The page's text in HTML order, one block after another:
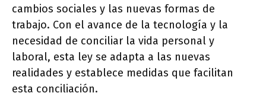
cambios sociales y las nuevas formas de
trabajo. Con el avance de la tecnología y la
necesidad de conciliar la vida personal y
laboral, esta ley se adapta a las nuevas
realidades y establece medidas que facilitan
esta conciliación.